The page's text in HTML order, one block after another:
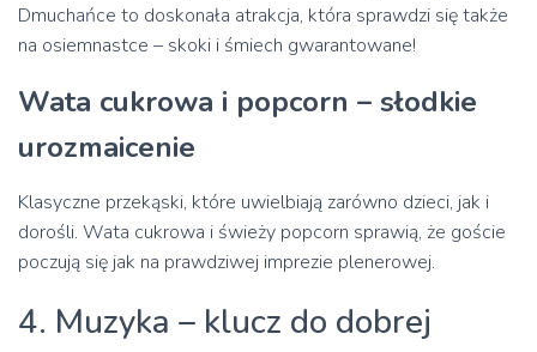
Dmuchańce to doskonała atrakcja, która sprawdzi się także
na osiemnastce – skoki i śmiech gwarantowane!
Wata cukrowa i popcorn – słodkie
urozmaicenie
Klasyczne przekąski, które uwielbiają zarówno dzieci, jak i
dorośli. Wata cukrowa i świeży popcorn sprawią, że goście
poczują się jak na prawdziwej imprezie plenerowej.
4. Muzyka – klucz do dobrej